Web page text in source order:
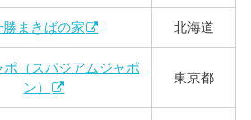
勝まきばの家 北海道
ポ（スパジアムジャポ
ン）
東京都